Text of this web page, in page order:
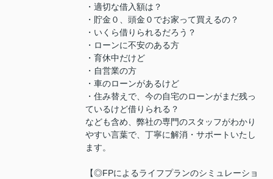
・適切な借入額は？
・貯金０、頭金０でお家って買えるの？
・いくら借りられるだろう？
・ローンに不安のある方
・育休中だけど
・自営業の方
・車のローンがあるけど
・住み替えで、今の自宅のローンがまだ残っ
ているけど借りられる？
なども含め、弊社の専門のスタッフがわかり
やすい言葉で、丁寧に解消・サポートいたし
ます。
【◎FPによるライフプランのシミュレーショ